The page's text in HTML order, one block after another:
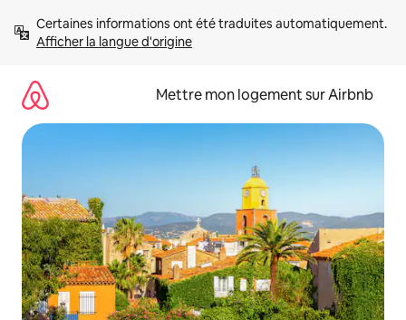
directement
Afficher la langue d'origine
Mettre mon logement sur Airbnb